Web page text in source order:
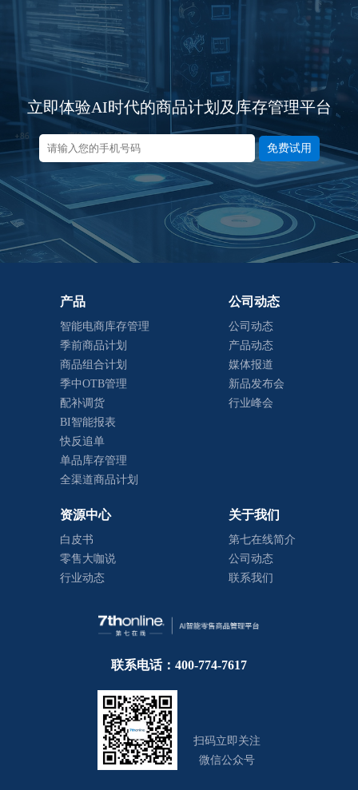
立即体验AI时代的商品计划及库存管理平台
免费试用
产品
智能电商库存管理
季前商品计划
商品组合计划
季中OTB管理
配补调货
BI智能报表
快反追单
单品库存管理
全渠道商品计划
公司动态
公司动态
产品动态
媒体报道
新品发布会
行业峰会
资源中心
白皮书
零售大咖说
行业动态
关于我们
第七在线简介
公司动态
联系我们
联系电话：400-774-7617
扫码立即关注
微信公众号